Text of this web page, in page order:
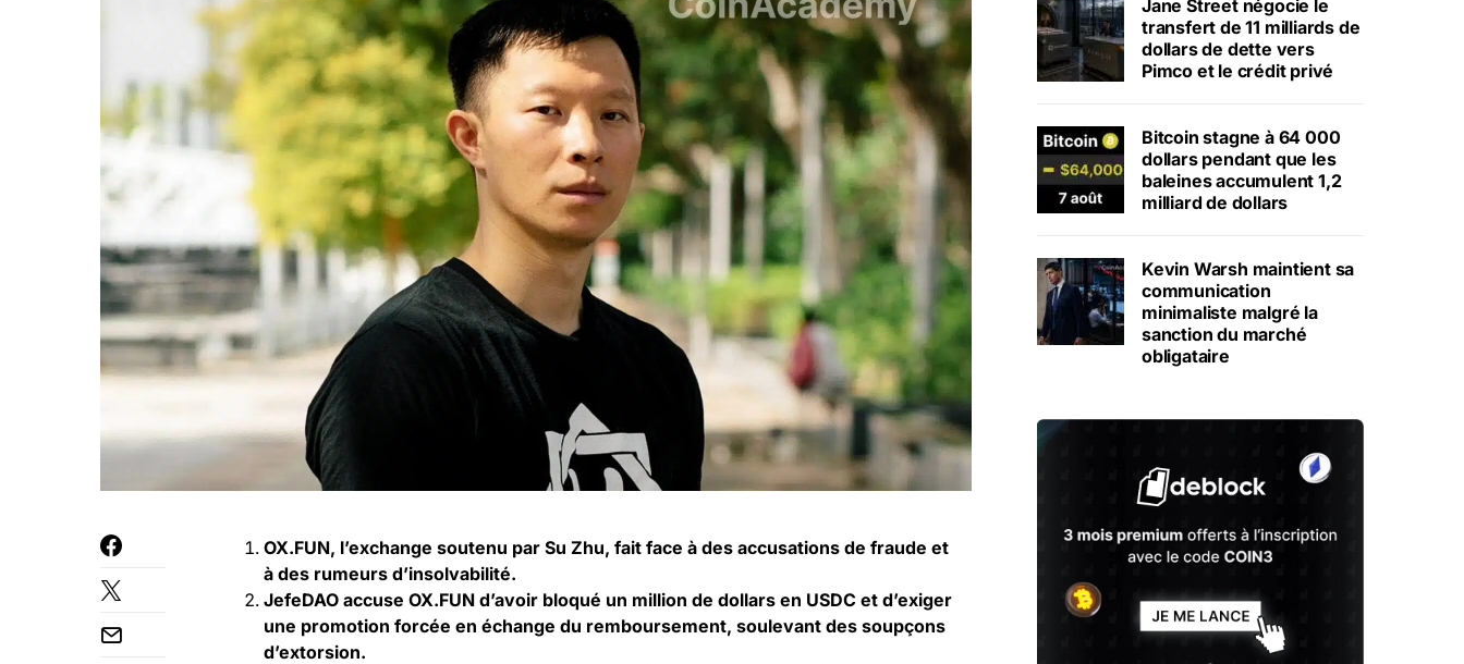
OX.FUN, l’exchange soutenu par Su Zhu, fait face à des accusations de fraude et
à des rumeurs d’insolvabilité.
JefeDAO accuse OX.FUN d’avoir bloqué un million de dollars en USDC et d’exiger
une promotion forcée en échange du remboursement, soulevant des soupçons
d’extorsion.
Jane Street négocie le
transfert de 11 milliards de
dollars de dette vers
Pimco et le crédit privé
Bitcoin stagne à 64 000
dollars pendant que les
baleines accumulent 1,2
milliard de dollars
Kevin Warsh maintient sa
communication
minimaliste malgré la
sanction du marché
obligataire